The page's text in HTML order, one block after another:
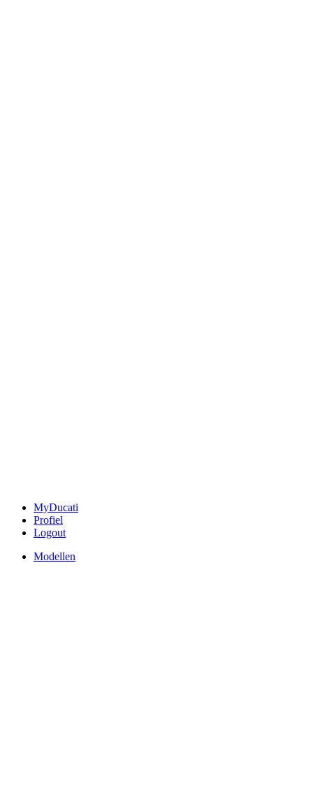
MyDucati
Profiel
Logout
Modellen